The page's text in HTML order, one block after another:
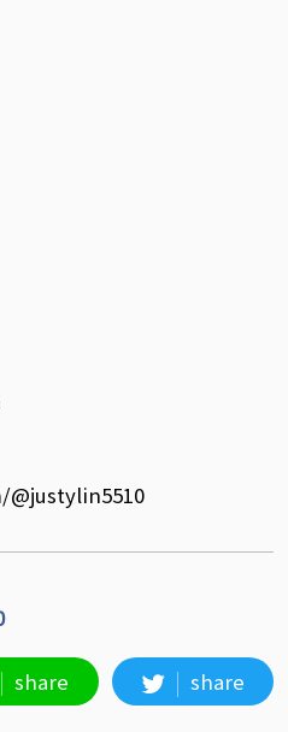
share share